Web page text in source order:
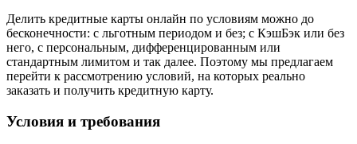
Делить кредитные карты онлайн по условиям можно до
бесконечности: с льготным периодом и без; с КэшБэк или без
него, с персональным, дифференцированным или
стандартным лимитом и так далее. Поэтому мы предлагаем
перейти к рассмотрению условий, на которых реально
заказать и получить кредитную карту.
Условия и требования